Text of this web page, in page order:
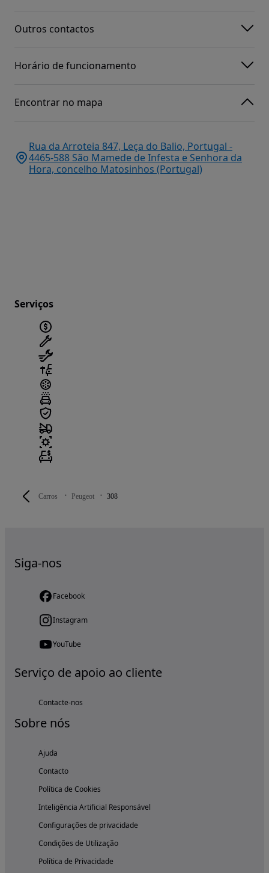
Carros Peugeot 308
Outros contactos
Horário de funcionamento
Encontrar no mapa
Rua da Arroteia 847, Leça do Balio, Portugal -
4465-588 São Mamede de Infesta e Senhora da
Hora, concelho Matosinhos (Portugal)
Serviços
Siga-nos
Facebook
Instagram
YouTube
Serviço de apoio ao cliente
Contacte-nos
Sobre nós
Ajuda
Contacto
Política de Cookies
Inteligência Artificial Responsável
Configurações de privacidade
Condições de Utilização
Política de Privacidade